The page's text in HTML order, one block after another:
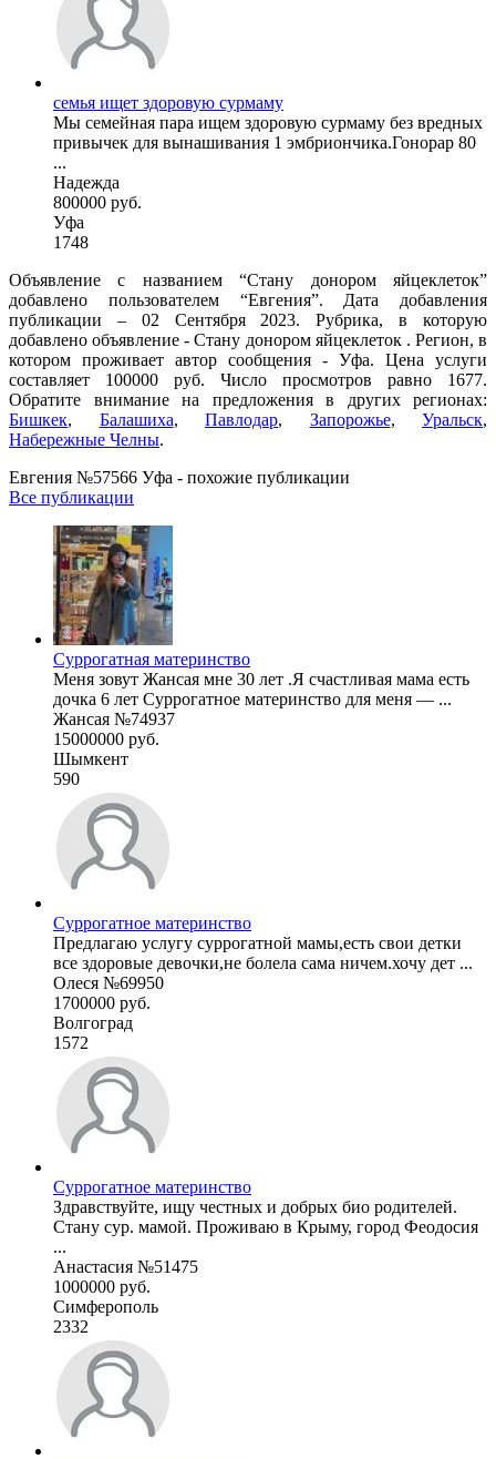
семья ищет здоровую сурмаму
Мы семейная пара ищем здоровую сурмаму без вредных
привычек для вынашивания 1 эмбриончика.Гонорар 80
...
Надежда
800000 руб.
Уфа
1748
Объявление с названием “Стану донором яйцеклеток”
добавлено пользователем “Евгения”. Дата добавления
публикации – 02 Сентября 2023. Рубрика, в которую
добавлено объявление - Стану донором яйцеклеток . Регион, в
котором проживает автор сообщения - Уфа. Цена услуги
составляет 100000 руб. Число просмотров равно 1677.
Обратите внимание на предложения в других регионах:
Бишкек, Балашиха, Павлодар, Запорожье, Уральск,
Набережные Челны.
Евгения №57566 Уфа - похожие публикации
Все публикации
Суррогатная материнство
Меня зовут Жансая мне 30 лет .Я счастливая мама есть
дочка 6 лет Суррогатное материнство для меня — ...
Жансая №74937
15000000 руб.
Шымкент
590
Суррогатное материнство
Предлагаю услугу суррогатной мамы,есть свои детки
все здоровые девочки,не болела сама ничем.хочу дет ...
Олеся №69950
1700000 руб.
Волгоград
1572
Суррогатное материнство
Здравствуйте, ищу честных и добрых био родителей.
Стану сур. мамой. Проживаю в Крыму, город Феодосия
...
Анастасия №51475
1000000 руб.
Симферополь
2332